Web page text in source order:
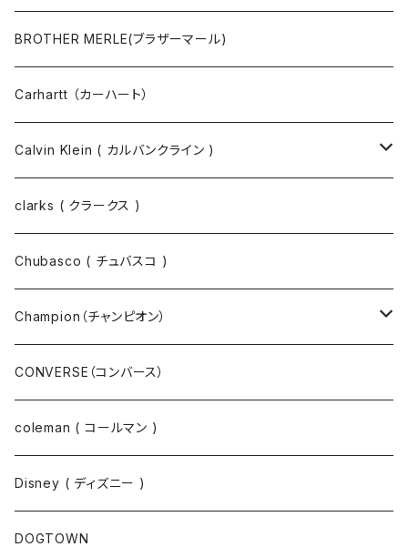
マスクコード
財布 / キーケース
キーホルダー / スマホスタンド
パンツ
パーカ
ジャケット・ブルゾン
コート
シャツ
長袖Tシャツ
半袖シャツ
長袖シャツ
スウェット
パーカー
ニット
ジャケット
コート
ポロシャツ
パンツ
BROTHER MERLE(ブラザーマール)
Carhartt （カーハート）
Calvin Klein ( カルバンクライン )
ジャケット
パーカー
clarks ( クラークス )
Chubasco ( チュバスコ )
Champion（チャンピオン）
スウェットパンツ
パーカー
スウェット
Tシャツ
CONVERSE（コンバース）
coleman ( コールマン )
Disney ( ディズニー )
DOGTOWN